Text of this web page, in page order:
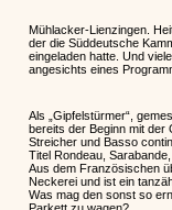
Mühlacker-Lienzingen.
der die Süddeutsche
eingeladen hatte. Und
angesichts eines
Als „Gipfelstürmer“,
bereits der Beginn mit der
Streicher und Basso
Titel Rondeau,
Aus dem Französischen
Neckerei und ist ein
Was mag den sonst so